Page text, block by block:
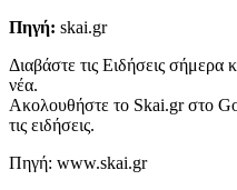
Πηγή: skai.gr
Διαβάστε τις Ειδήσεις σήμερα
νέα.
Ακολουθήστε το Skai.gr στο
τις ειδήσεις.
Πηγή: www.skai.gr